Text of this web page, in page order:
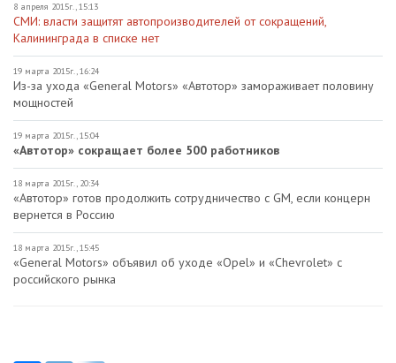
8 апреля 2015г., 15:13
СМИ: власти защитят автопроизводителей от сокращений,
Калининграда в списке нет
19 марта 2015г., 16:24
Из-за ухода «General Motors» «Автотор» замораживает половину
мощностей
19 марта 2015г., 15:04
«Автотор» сокращает более 500 работников
18 марта 2015г., 20:34
«Автотор» готов продолжить сотрудничество с GM, если концерн
вернется в Россию
18 марта 2015г., 15:45
«General Motors» объявил об уходе «Opel» и «Chevrolet» с
российского рынка